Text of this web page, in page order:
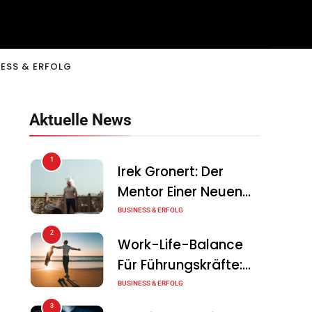
& ERFOLG
Aktuelle News
1
Irek Gronert: Der
Mentor Einer Neuen
Generation Von
BUSINESS & ERFOLG
2
Work-Life-Balance
Für Führungskräfte:
Illusion Oder Echte
BUSINESS & ERFOLG
3